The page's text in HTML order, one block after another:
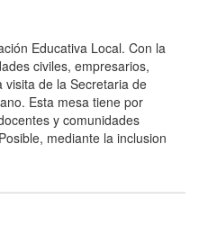
Educativa Local. Con la
civiles, empresarios,
de la Secretaria de
Esta mesa tiene por
y comunidades
mediante la inclusion